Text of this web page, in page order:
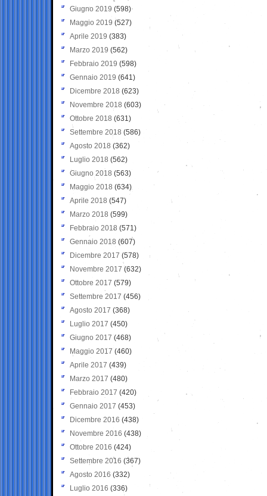
Giugno 2019 (598)
Maggio 2019 (527)
Aprile 2019 (383)
Marzo 2019 (562)
Febbraio 2019 (598)
Gennaio 2019 (641)
Dicembre 2018 (623)
Novembre 2018 (603)
Ottobre 2018 (631)
Settembre 2018 (586)
Agosto 2018 (362)
Luglio 2018 (562)
Giugno 2018 (563)
Maggio 2018 (634)
Aprile 2018 (547)
Marzo 2018 (599)
Febbraio 2018 (571)
Gennaio 2018 (607)
Dicembre 2017 (578)
Novembre 2017 (632)
Ottobre 2017 (579)
Settembre 2017 (456)
Agosto 2017 (368)
Luglio 2017 (450)
Giugno 2017 (468)
Maggio 2017 (460)
Aprile 2017 (439)
Marzo 2017 (480)
Febbraio 2017 (420)
Gennaio 2017 (453)
Dicembre 2016 (438)
Novembre 2016 (438)
Ottobre 2016 (424)
Settembre 2016 (367)
Agosto 2016 (332)
Luglio 2016 (336)